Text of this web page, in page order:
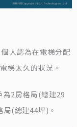
人認為在電梯分配
梯太久的狀況。
2房格局(總建29
(總建44坪)。